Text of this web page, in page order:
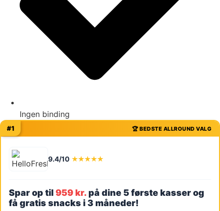
Ingen binding
🏆 BEDSTE ALLROUND VALG
#1
9.4/10 ★★★★★
Spar op til959 kr.på dine 5 første kasser og
få gratis snacks i 3 måneder!